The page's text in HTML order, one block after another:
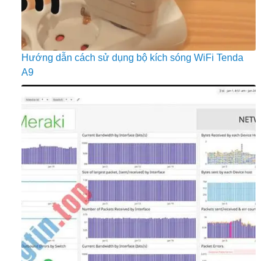
Hướng dẫn cách sử dụng bộ kích sóng WiFi Tenda
A9